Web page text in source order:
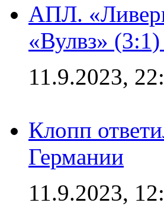
АПЛ.
«Вулвз»
11.9.2023,
Клопп
Германии
11.9.2023,